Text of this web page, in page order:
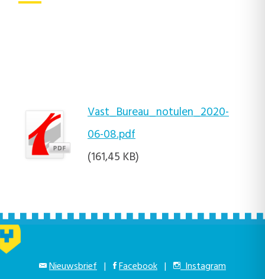
Vast_Bureau_notulen_2020-
06-08.pdf
(161,45 KB)
Nieuwsbrief | Facebook | Instagram